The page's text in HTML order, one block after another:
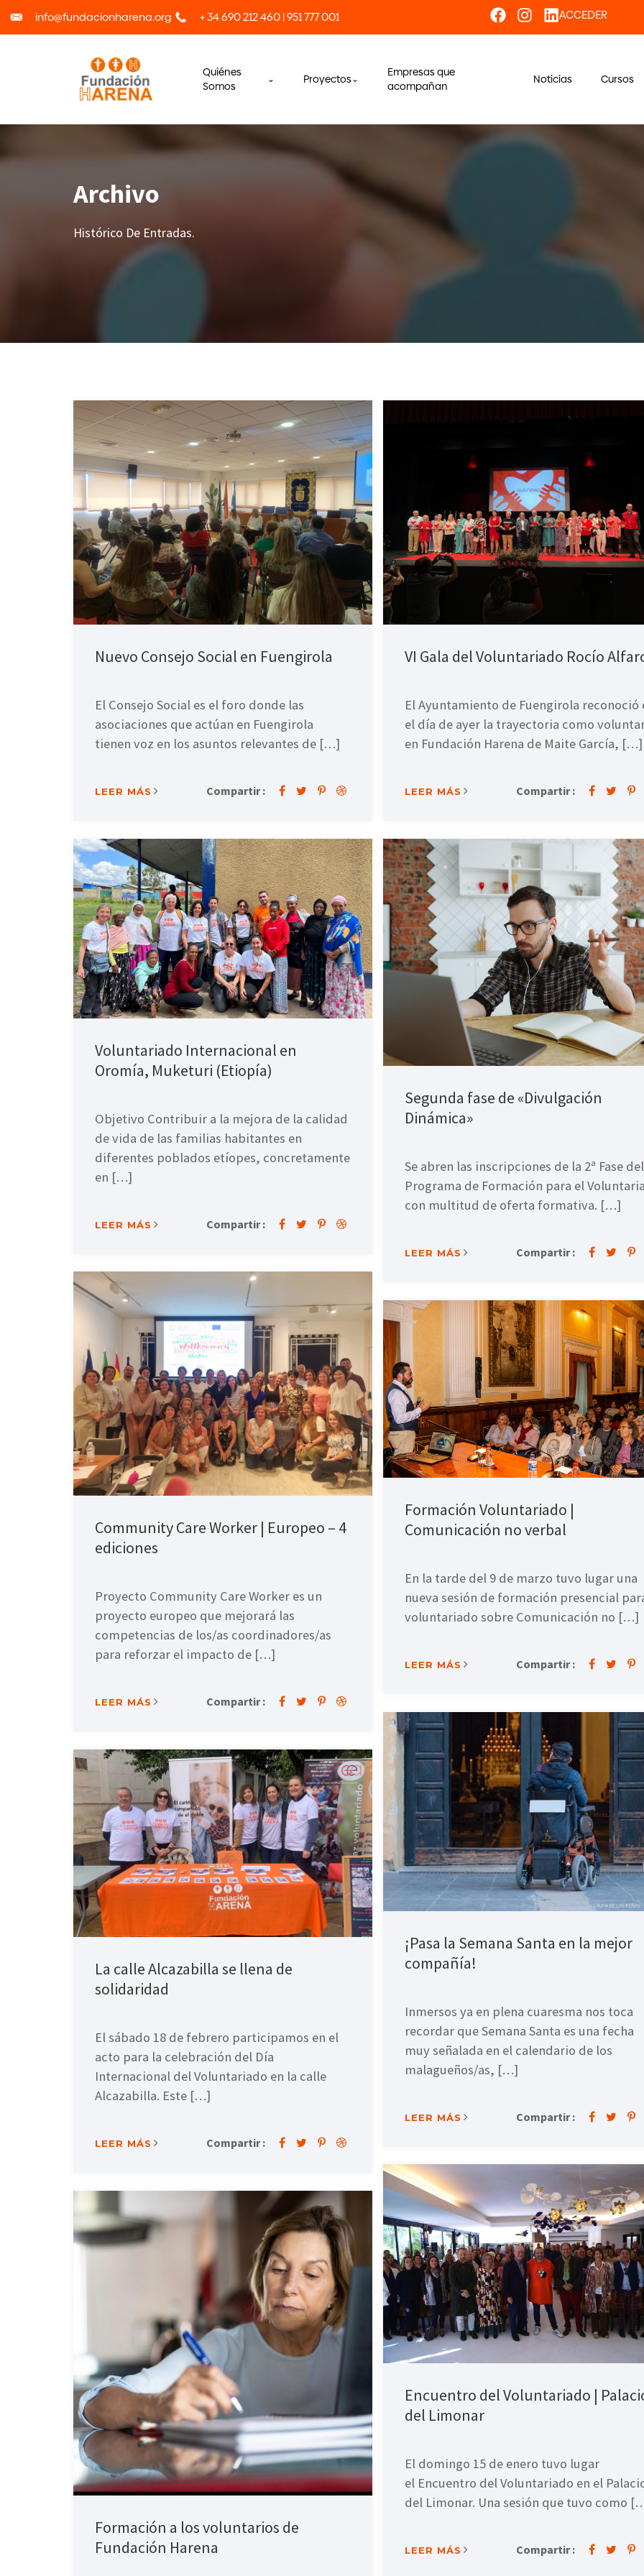
info@fundacionharena.org + 34 690 212 460 | 951 777 001 ACCEDER
Quiénes
Somos
Proyectos
Empresas que
acompañan
Noticias Cursos
Archivo
Histórico De Entradas.
Nuevo Consejo Social en Fuengirola
El Consejo Social es el foro donde las
asociaciones que actúan en Fuengirola
tienen voz en los asuntos relevantes de […]
LEER MÁS Compartir :
VI Gala del Voluntariado Rocío
El Ayuntamiento de Fuengirola reconoció
el día de ayer la trayectoria como
en Fundación Harena de Maite García, […]
LEER MÁS Compartir :
Voluntariado Internacional en
Oromía, Muketuri (Etiopía)
Objetivo Contribuir a la mejora de la calidad
de vida de las familias habitantes en
diferentes poblados etíopes, concretamente
en […]
LEER MÁS Compartir :
Segunda fase de «Divulgación
Dinámica»
Se abren las inscripciones de la 2ª Fase del
Programa de Formación para el
con multitud de oferta formativa. […]
LEER MÁS Compartir :
Community Care Worker | Europeo – 4
ediciones
Proyecto Community Care Worker es un
proyecto europeo que mejorará las
competencias de los/as coordinadores/as
para reforzar el impacto de […]
LEER MÁS Compartir :
Formación Voluntariado |
Comunicación no verbal
En la tarde del 9 de marzo tuvo lugar una
nueva sesión de formación presencial
voluntariado sobre Comunicación no […]
LEER MÁS Compartir :
¡Pasa la Semana Santa en la mejor
compañía!
Inmersos ya en plena cuaresma nos toca
recordar que Semana Santa es una fecha
muy señalada en el calendario de los
malagueños/as, […]
LEER MÁS Compartir :
La calle Alcazabilla se llena de
solidaridad
El sábado 18 de febrero participamos en el
acto para la celebración del Día
Internacional del Voluntariado en la calle
Alcazabilla. Este […]
LEER MÁS Compartir :
Encuentro del Voluntariado |
del Limonar
El domingo 15 de enero tuvo lugar
el Encuentro del Voluntariado en el
del Limonar. Una sesión que tuvo como
LEER MÁS Compartir :
Formación a los voluntarios de
Fundación Harena